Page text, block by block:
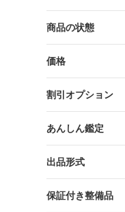
商品の状態
価格
割引オプション
あんしん鑑定
出品形式
保証付き整備品